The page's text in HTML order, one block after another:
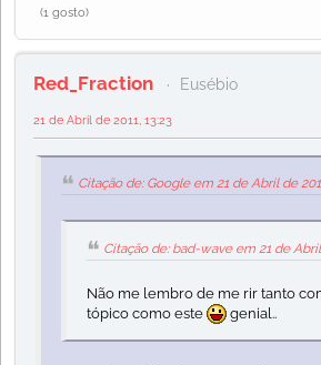
(1 gosto)
Red_Fraction Eusébio
21 de Abril de 2011, 13:23
Citação de: Google em 21 de Abril de
Citação de: bad-wave em 21 de Abril
Não me lembro de me rir tanto
tópico como este
genial..